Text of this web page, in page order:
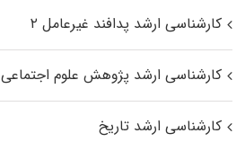
کارشناسی ارشد پدافند غیرعامل ۲
کارشناسی ارشد پژوهش علوم اجتماعی
کارشناسی ارشد تاریخ